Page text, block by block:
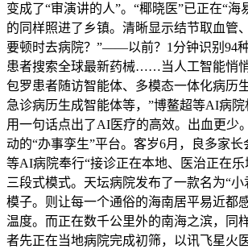
变成了“审演讲的人”。“椰晓医”已正在“海
的同样照进了乡镇。清晰显示结节取血管
要顿时去病院？”——以前？1分钟识别94
患者搜索全球最新药械……当人工智能悄悄
包罗患者随访智能体、多模态一体化病历
急诊病历生成智能体等，”博鳌超等AI病
用一句话点出了AI医疗的高效。出血更少
动的“办事孪生”平台。客岁6月，良多家
等AI病院奉行“接诊正在本地、医治正在乐
三段式模式。天坛病院发布了一款名为“小
模子。则让每一个通俗的海南居平易近都
温度。而正在数千公里外的南海之滨，同
者先正在当地病院完成初筛，以讯飞星火